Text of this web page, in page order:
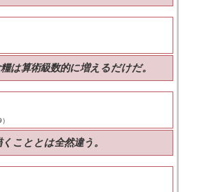
は算術級数的に増えるだけだ。
こととは全然違う。